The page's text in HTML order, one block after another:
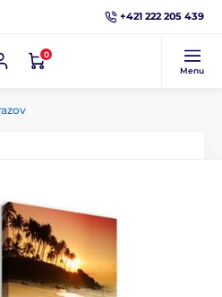
+421 222 205 439
0
Menu